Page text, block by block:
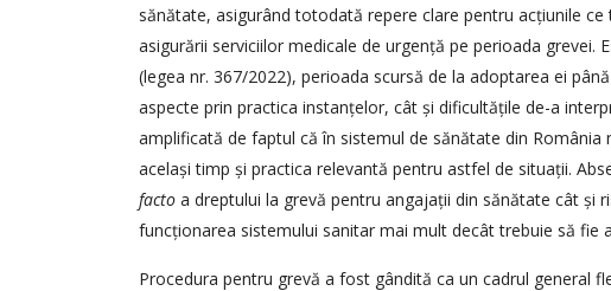
sănătate, asigurând totodată repere clare pentru acțiunile
asigurării serviciilor medicale de urgență pe perioada
(legea nr. 367/2022), perioada scursă de la adoptarea ei
aspecte prin practica instanțelor, cât și dificultățile de-a
amplificată de faptul că în sistemul de sănătate din
același timp și practica relevantă pentru astfel de situații.
facto a dreptului la grevă pentru angajații din sănătate cât și
funcționarea sistemului sanitar mai mult decât trebuie să fie
Procedura pentru grevă a fost gândită ca un cadrul general